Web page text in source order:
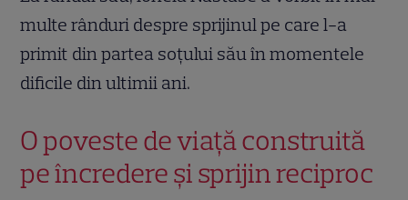
multe rânduri despre sprijinul pe care l-a
primit din partea soțului său în momentele
dificile din ultimii ani.
O poveste de viață construită
pe încredere și sprijin reciproc